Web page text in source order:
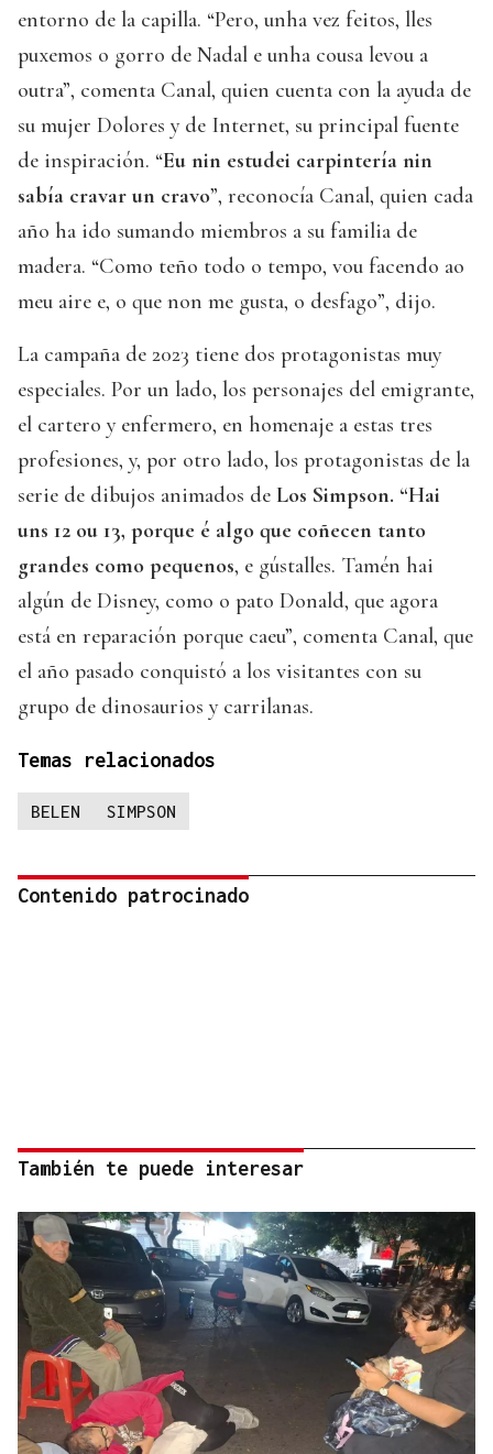
entorno de la capilla. “Pero, unha vez feitos, lles
puxemos o gorro de Nadal e unha cousa levou a
outra”, comenta Canal, quien cuenta con la ayuda de
su mujer Dolores y de Internet, su principal fuente
de inspiración. “Eu nin estudei carpintería nin
sabía cravar un cravo”, reconocía Canal, quien cada
año ha ido sumando miembros a su familia de
madera. “Como teño todo o tempo, vou facendo ao
meu aire e, o que non me gusta, o desfago”, dijo.
La campaña de 2023 tiene dos protagonistas muy
especiales. Por un lado, los personajes del emigrante,
el cartero y enfermero, en homenaje a estas tres
profesiones, y, por otro lado, los protagonistas de la
serie de dibujos animados de Los Simpson. “Hai
uns 12 ou 13, porque é algo que coñecen tanto
grandes como pequenos, e gústalles. Tamén hai
algún de Disney, como o pato Donald, que agora
está en reparación porque caeu”, comenta Canal, que
el año pasado conquistó a los visitantes con su
grupo de dinosaurios y carrilanas.
Temas relacionados
BELEN SIMPSON
Contenido patrocinado
También te puede interesar